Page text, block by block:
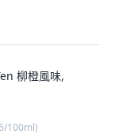
柳橙風味,
100ml)